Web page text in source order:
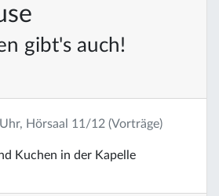
gibt's auch!
Hörsaal 11/12 (Vorträge)
Kuchen in der Kapelle